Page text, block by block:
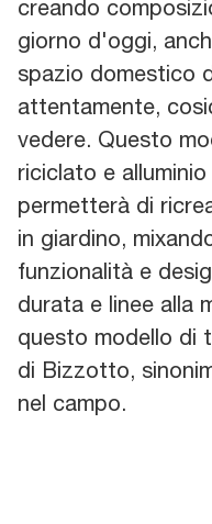
creando
giorno d'oggi,
spazio domestico
attentamente,
vedere. Questo
riciclato e
permetterà di
in giardino,
funzionalità e
durata e linee alla
questo modello di
di Bizzotto,
nel campo.